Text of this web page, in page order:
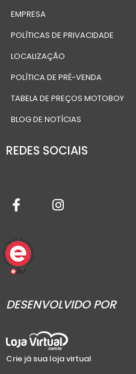
EMPRESA
POLÍTICAS DE PRIVACIDADE
LOCALIZAÇÃO
POLÍTICA DE PRÉ-VENDA
TABELA DE PREÇOS MOTOBOY
BLOG DE NOTÍCIAS
REDES SOCIAIS
DESENVOLVIDO POR
Crie já sua loja virtual